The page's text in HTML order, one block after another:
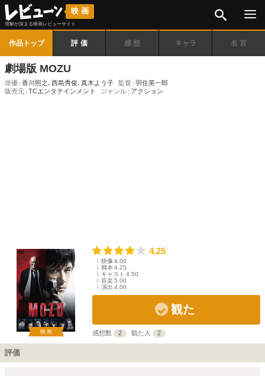
映画
理解が深まる映画レビューサイト
作品トップ 評価 感想 キャラ 名言
劇場版 MOZU
俳優 香川照之､ 西島秀俊､ 真木よう子 監督
羽住英一郎
販売元 TCエンタテインメント ジャンル アクション
映画
4.25
映像 4.00
脚本4.25
キャスト 4.50
音楽5.00
演出 4.00
観た
感想数 2 観た人 2
評価